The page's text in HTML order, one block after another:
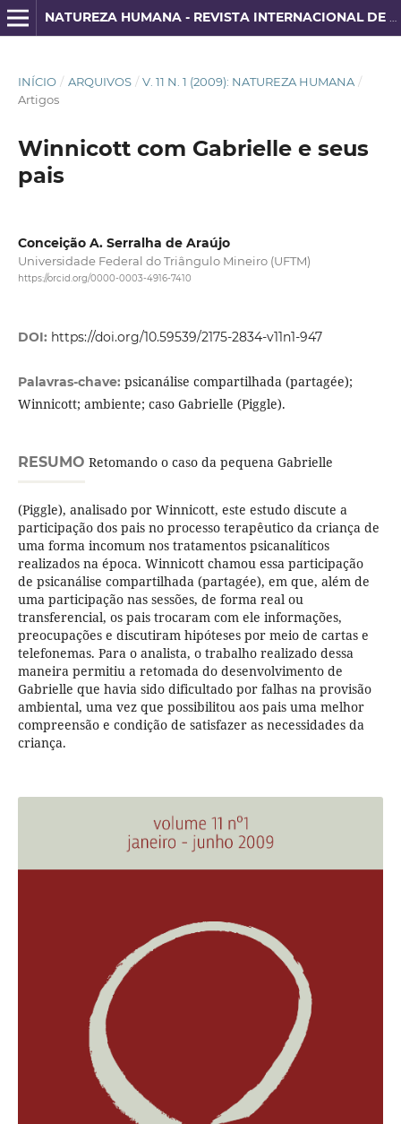
INÍCIO / ARQUIVOS / V. 11 N. 1 (2009): NATUREZA HUMANA /
Artigos
Winnicott com Gabrielle e seus
pais
Conceição A. Serralha de Araújo
Universidade Federal do Triângulo Mineiro (UFTM)
https://orcid.org/0000-0003-4916-7410
DOI: https://doi.org/10.59539/2175-2834-v11n1-947
Palavras-chave: psicanálise compartilhada (partagée);
Winnicott; ambiente; caso Gabrielle (Piggle).
RESUMO Retomando o caso da pequena Gabrielle
(Piggle), analisado por Winnicott, este estudo discute a
participação dos pais no processo terapêutico da criança de
uma forma incomum nos tratamentos psicanalíticos
realizados na época. Winnicott chamou essa participação
de psicanálise compartilhada (partagée), em que, além de
uma participação nas sessões, de forma real ou
transferencial, os pais trocaram com ele informações,
preocupações e discutiram hipóteses por meio de cartas e
telefonemas. Para o analista, o trabalho realizado dessa
maneira permitiu a retomada do desenvolvimento de
Gabrielle que havia sido dificultado por falhas na provisão
ambiental, uma vez que possibilitou aos pais uma melhor
compreensão e condição de satisfazer as necessidades da
criança.